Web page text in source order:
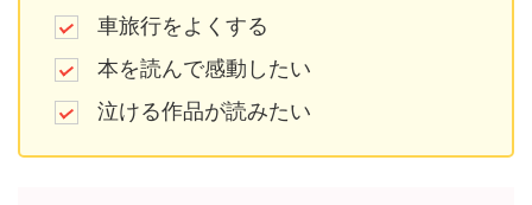
車旅行をよくする
本を読んで感動したい
泣ける作品が読みたい